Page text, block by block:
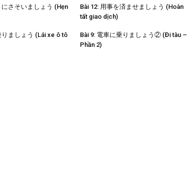
にさそいましょう (Hẹn
Bài 12: 用事を済ませましょう (Hoàn
tất giao dịch)
りましょう (Lái xe ô tô
Bài 9: 電車に乗りましょう② (Đi tàu –
Phần 2)